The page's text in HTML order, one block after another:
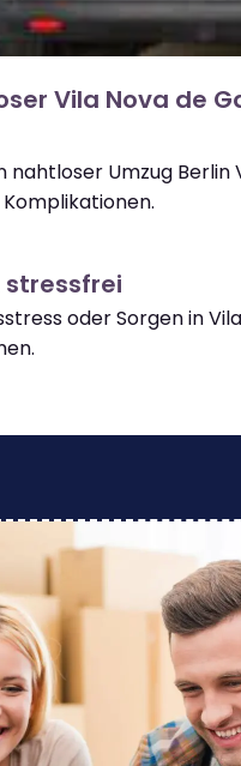
Vila Nova de
Umzug Berlin
oder Sorgen in